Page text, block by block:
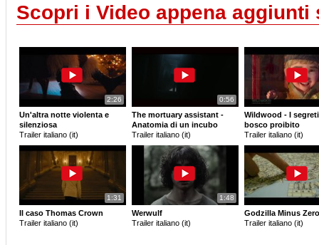
Scopri i Video appena aggiunti
2:26
Un'altra notte violenta e
silenziosa
Trailer italiano (it)
0:56
The mortuary assistant -
Anatomia di un incubo
Trailer italiano (it)
Wildwood - I
bosco proibito
Trailer italiano (it)
1:31
Il caso Thomas Crown
Trailer italiano (it)
1:48
Werwulf
Trailer italiano (it)
Godzilla Minus Zero
Trailer italiano (it)